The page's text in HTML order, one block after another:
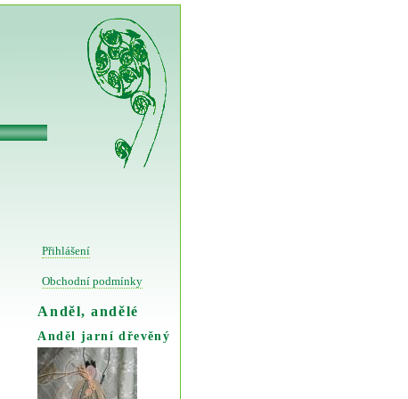
Přihlášení
Obchodní podmínky
Anděl, andělé
Anděl jarní dřevěný